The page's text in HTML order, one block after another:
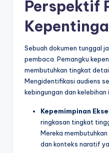
Perspektif
Sebuah dokumen tunggal
pembaca. Pemangku
membutuhkan tingkat
Mengidentifikasi audiens
kebingungan dan kelebihan
Kepemimpinan
ringkasan tingkat
Mereka
dan konteks naratif